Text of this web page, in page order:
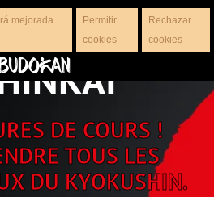
DE COURS !
TOUS LES
DU KYOKUSHIN.
mejorada
Permitir
cookies
Rechazar
cookies